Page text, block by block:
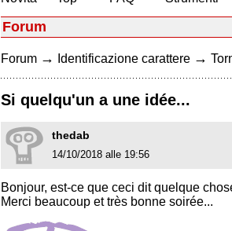
Forum
Forum → Identificazione carattere →
Si quelqu'un a une idée...
thedab
14/10/2018 alle 19:56
Bonjour, est-ce que ceci dit quelque
Merci beaucoup et très bonne soirée...